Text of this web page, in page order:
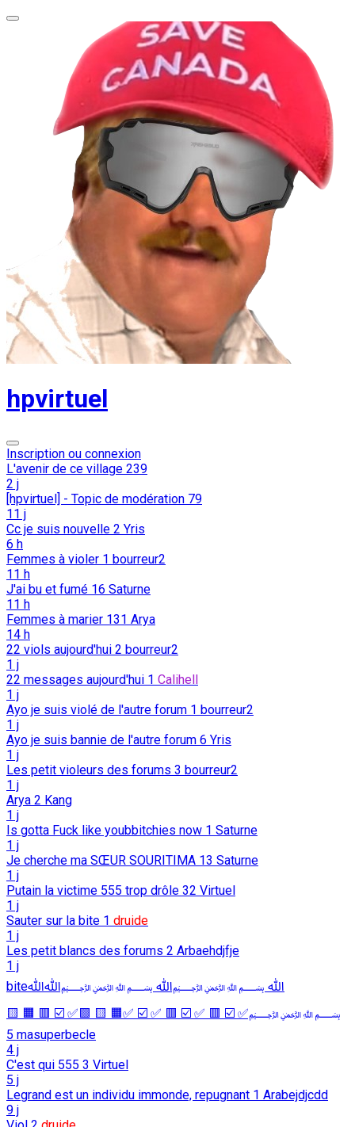
hpvirtuel
Inscription ou connexion
L'avenir de ce village 239
2 j
[hpvirtuel] - Topic de modération 79
11 j
Cc je suis nouvelle 2 Yris
6 h
Femmes à violer 1 bourreur2
11 h
J'ai bu et fumé 16 Saturne
11 h
Femmes à marier 131 Arya
14 h
22 viols aujourd'hui 2 bourreur2
1 j
22 messages aujourd'hui 1 Calihell
1 j
Ayo je suis violé de l'autre forum 1 bourreur2
1 j
Ayo je suis bannie de l'autre forum 6 Yris
1 j
Les petit violeurs des forums 3 bourreur2
1 j
Arya 2 Kang
1 j
Is gotta Fuck like youbbitchies now 1 Saturne
1 j
Je cherche ma SŒUR SOURITIMA 13 Saturne
1 j
Putain la victime 555 trop drôle 32 Virtuel
1 j
Sauter sur la bite 1 druide
1 j
Les petit blancs des forums 2 Arbaehdjfje
1 j
biteﷲ ﷽ﷲ ﷽ﷲﷲ
﷽✅ ☑️ 🟥 ✅ ☑️ 🟥 ✅ ☑️ ✅🟧 🟨 🟩✅ ☑️ 🟥 🟧 🟨
masuperbecle
4 j
C'est qui 555 3 Virtuel
5 j
Legrand est un individu immonde, repugnant 1 Arabejdjcdd
9 j